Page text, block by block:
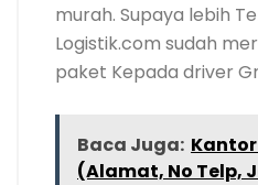
murah. Supaya lebih
Logistik.com sudah
paket Kepada driver
Baca Juga:
(Alamat, No Telp,